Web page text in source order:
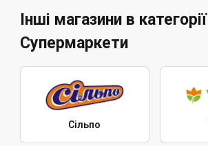
Інші магазини в категорії
Супермаркети
Сільпо